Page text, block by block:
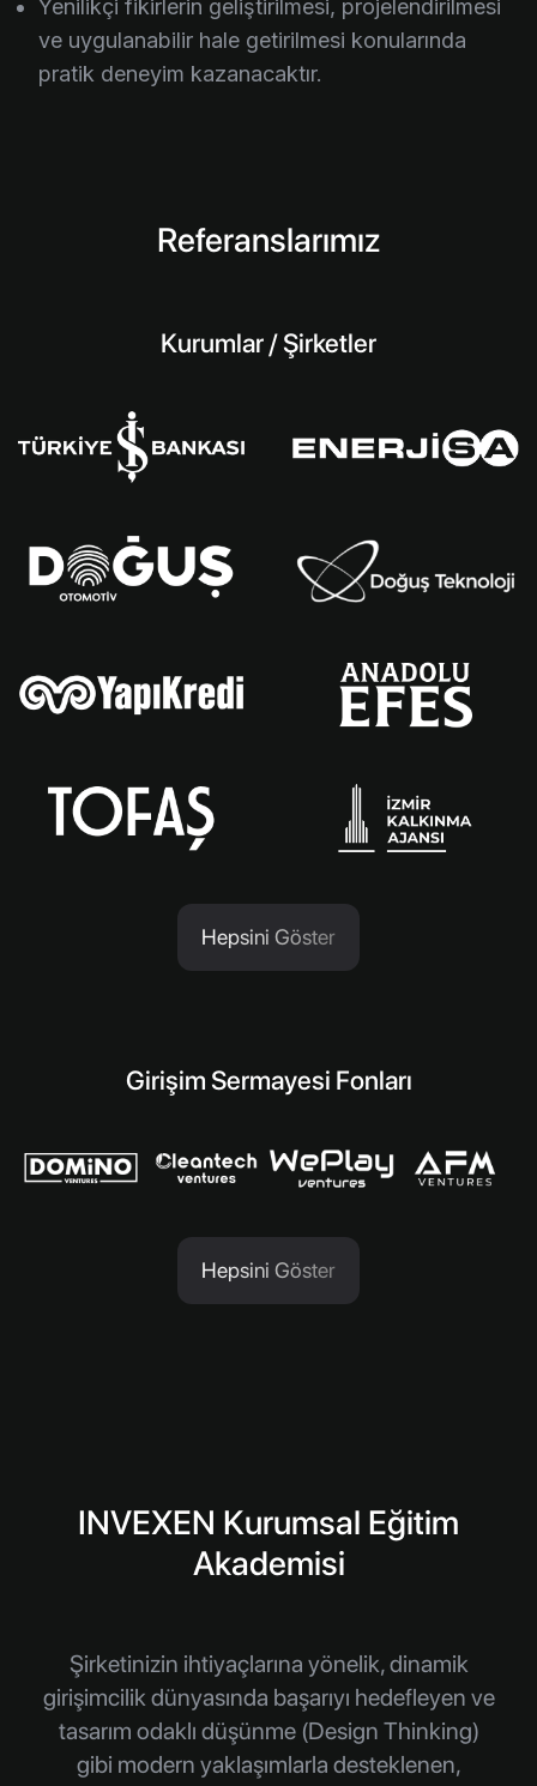
Yenilikçi fikirlerin geliştirilmesi, projelendirilmesi
ve uygulanabilir hale getirilmesi konularında
pratik deneyim kazanacaktır.
Referanslarımız
Kurumlar / Şirketler
Hepsini Göster
Girişim Sermayesi Fonları
Hepsini Göster
INVEXEN Kurumsal Eğitim
Akademisi
Şirketinizin ihtiyaçlarına yönelik, dinamik
girişimcilik dünyasında başarıyı hedefleyen ve
tasarım odaklı düşünme (Design Thinking)
gibi modern yaklaşımlarla desteklenen,